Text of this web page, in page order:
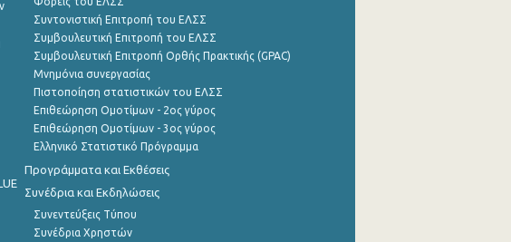
Συντονιστική Επιτροπή του ΕΛΣΣ
Συμβουλευτική Επιτροπή του ΕΛΣΣ
Συμβουλευτική Επιτροπή Ορθής Πρακτικής (GPAC)
Μνημόνια συνεργασίας
Πιστοποίηση στατιστικών του ΕΛΣΣ
Επιθεώρηση Ομοτίμων - 2ος γύρος
Επιθεώρηση Ομοτίμων - 3ος γύρος
Ελληνικό Στατιστικό Πρόγραμμα
Προγράμματα και Εκθέσεις
Συνέδρια και Εκδηλώσεις
Συνεντεύξεις Τύπου
Συνέδρια Χρηστών